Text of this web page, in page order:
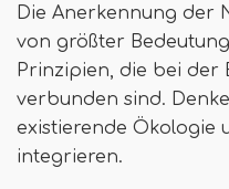
Die Anerkennung der
von größter
Prinzipien, die bei der
verbunden sind.
existierende Ökologie
integrieren.